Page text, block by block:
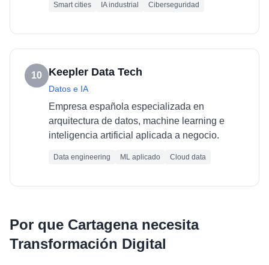
Smart cities IA industrial Ciberseguridad
10 Keepler Data Tech
Datos e IA
Empresa española especializada en
arquitectura de datos, machine learning e
inteligencia artificial aplicada a negocio.
Data engineering ML aplicado Cloud data
Por que Cartagenanecesita
Transformación Digital